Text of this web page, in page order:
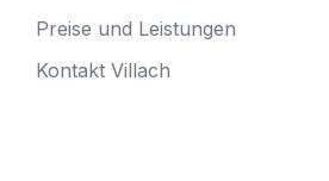
Preise und Leistungen
Kontakt Villach